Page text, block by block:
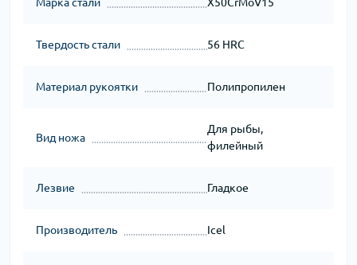
Марка стали X50CrMoV15
Твердость стали 56 HRC
Материал рукоятки Полипропилен
Вид ножа
Для рыбы,
филейный
Лезвие Гладкое
Производитель Icel